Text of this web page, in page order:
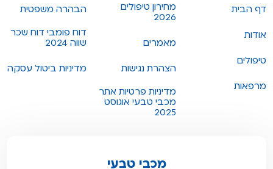
דף הבית
אודות
טיפולים
מרפאות
מחירון טיפולים
2026
מאמרים
הצהרת נגישות
מדיניות פרטיות אתר
מכבי טבעי אוגוסט
2025
הבהרה משפטית
דוח פומבי דוח שכר
שווה 2024
מדיניות ביטול עסקה
מכבי טבעי